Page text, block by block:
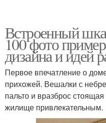
Встроенный
100 фото
дизайна и идей
Первое впечатление о
прихожей. Вешалки с
пальто и вразброс
жилище привлекательным.